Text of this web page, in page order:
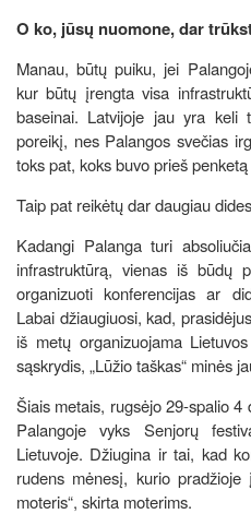
O ko, jūsų nuomone, dar
Manau, būtų puiku, jei
kur būtų įrengta visa
baseinai. Latvijoje jau yra keli
poreikį, nes Palangos svečias
toks pat, koks buvo prieš
Taip pat reikėtų dar daugiau
Kadangi Palanga turi
infrastruktūrą, vienas iš būdų
organizuoti konferencijas ar
Labai džiaugiuosi, kad,
iš metų organizuojama
sąskrydis, „Lūžio taškas“ minės
Šiais metais, rugsėjo 29-spalio
Palangoje vyks Senjorų
Lietuvoje. Džiugina ir tai, kad
rudens mėnesį, kurio pradžioje
moteris“, skirta moterims.